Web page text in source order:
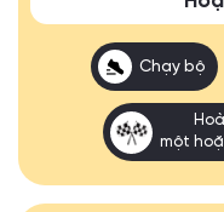
Chạy bộ
một